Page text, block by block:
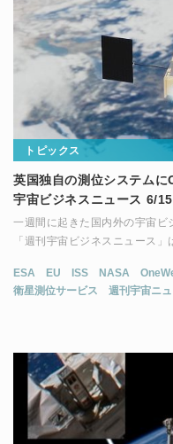
トピックス
英国独自の測位システム
宇宙ビジネスニュース 6/15
一週間に起きた国内外の宇宙ビ
「週刊宇宙ビジネスニュース」
ESA EU ISS NASA
衛星測位サービス
週刊宇宙ニ